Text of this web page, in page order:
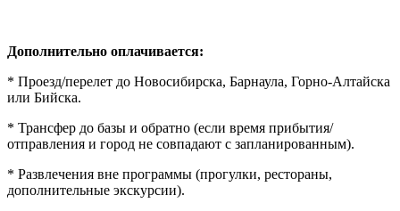
Дополнительно оплачивается:
* Проезд/перелет до Новосибирска, Барнаула, Горно-Алтайска
или Бийска.
* Трансфер до базы и обратно (если время прибытия/
отправления и город не совпадают с запланированным).
* Развлечения вне программы (прогулки, рестораны,
дополнительные экскурсии).